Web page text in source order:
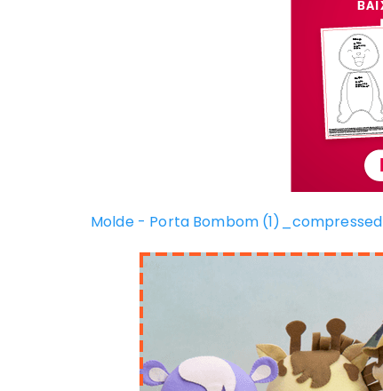
Molde - Porta Bombom (1)_compressed